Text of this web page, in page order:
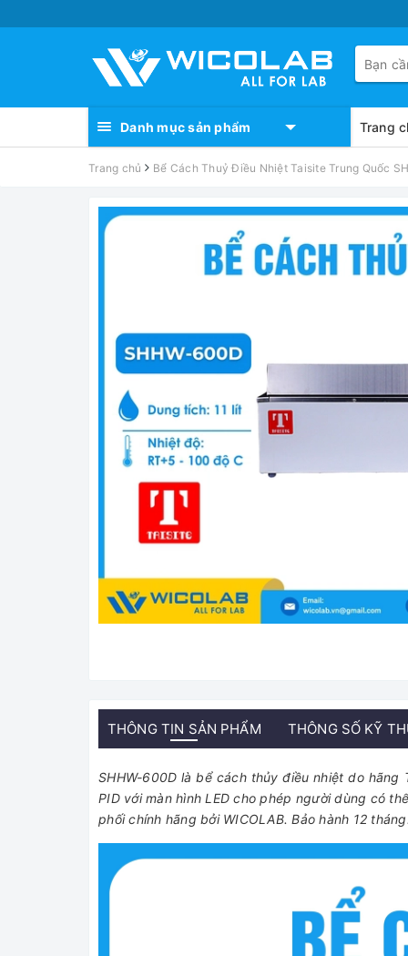
Danh mục sản phẩm Trang
Trang chủ Bể Cách Thuỷ Điều Nhiệt Taisite Trung Quốc
THÔNG TIN SẢN PHẨM THÔNG SỐ KỸ
SHHW-600D là bể cách thủy điều nhiệt do
PID với màn hình LED cho phép người dùng có
phối chính hãng bởi WICOLAB. Bảo hành 12